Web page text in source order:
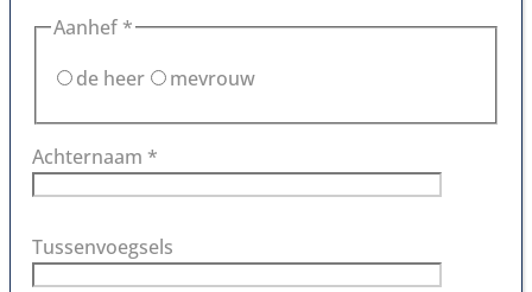
Aanhef *
de heer
mevrouw
Achternaam *
Tussenvoegsels